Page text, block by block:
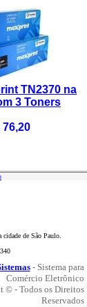
TN2370 na
3 Toners
76,20
de São Paulo.
- Sistema para
Comércio Eletrônico
© - Todos os Direitos
Reservados